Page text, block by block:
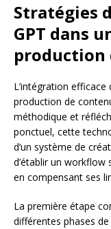
Stratégies
GPT dans
production
L’intégration efficace
production de
méthodique et
ponctuel, cette
d’un système de
d’établir un
en compensant ses
La première étape
différentes phases